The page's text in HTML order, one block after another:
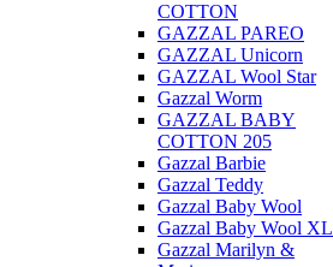
COTTON
GAZZAL PAREO
GAZZAL Unicorn
GAZZAL Wool Star
Gazzal Worm
GAZZAL BABY
COTTON 205
Gazzal Barbie
Gazzal Teddy
Gazzal Baby Wool
Gazzal Baby Wool XL
Gazzal Marilyn &